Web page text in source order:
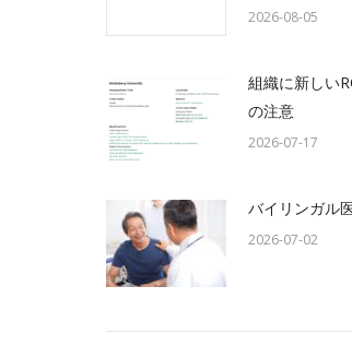
2026-08-05
組織に新しい
の注意
2026-07-17
バイリンガル
2026-07-02